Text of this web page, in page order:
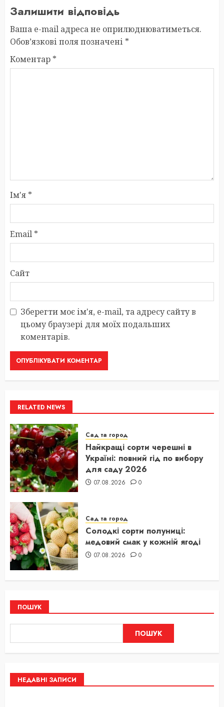
Залишити відповідь
Ваша e-mail адреса не оприлюднюватиметься.
Обов’язкові поля позначені *
Коментар *
Ім'я *
Email *
Сайт
Зберегти моє ім'я, e-mail, та адресу сайту в
цьому браузері для моїх подальших
коментарів.
RELATED NEWS
Сад та город
Найкращі сорти черешні в
Україні: повний гід по вибору
для саду 2026
07.08.2026 0
Сад та город
Солодкі сорти полуниці:
медовий смак у кожній ягоді
07.08.2026 0
ПОШУК
ПОШУК
НЕДАВНІ ЗАПИСИ